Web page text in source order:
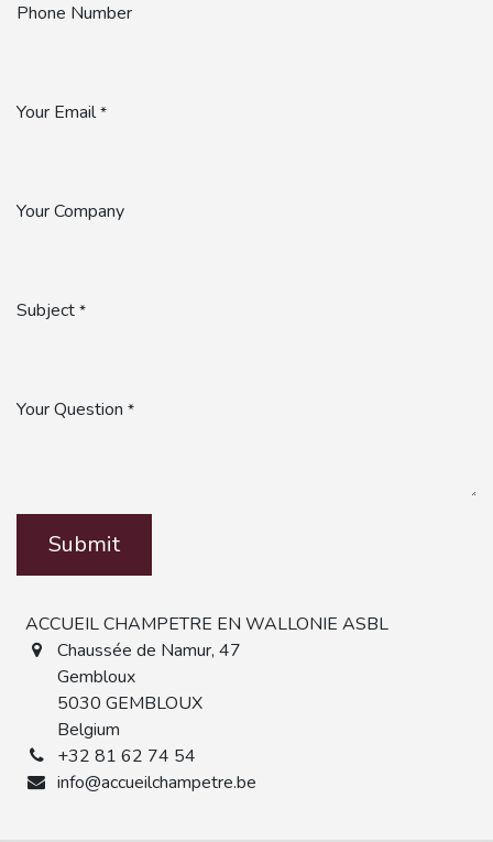
Phone Number
Your Email *
Your Company
Subject *
Your Question *
Submit
ACCUEIL CHAMPETRE EN WALLONIE ASBL
Chaussée de Namur, 47
Gembloux
5030 GEMBLOUX
Belgium
+32 81 62 74 54
info@accueilchampetre.be